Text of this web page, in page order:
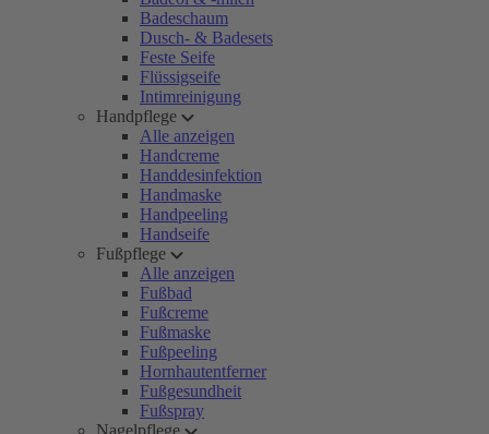
Badeschaum
Dusch- & Badesets
Feste Seife
Flüssigseife
Intimreinigung
Handpflege
Alle anzeigen
Handcreme
Handdesinfektion
Handmaske
Handpeeling
Handseife
Fußpflege
Alle anzeigen
Fußbad
Fußcreme
Fußmaske
Fußpeeling
Hornhautentferner
Fußgesundheit
Fußspray
Nagelpflege